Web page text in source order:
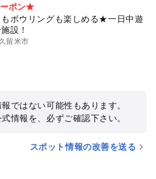
ポン★
もボウリングも楽しめる★一日中遊
設！
留米市
ではない可能性もあります。
情報を、必ずご確認下さい。
スポット情報の改善を送る